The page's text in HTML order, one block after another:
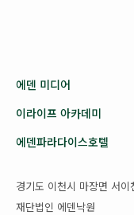
에덴 미디어
이라이프 아카데미
에덴파라다이스호텔
경기도 이천시 마장면 서
재단법인 에덴낙원